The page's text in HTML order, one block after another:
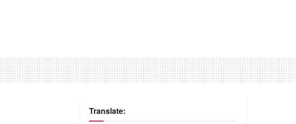
Translate: